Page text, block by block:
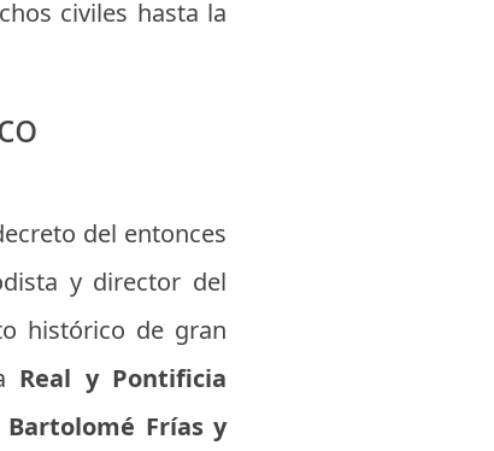
civiles hasta la
del entonces
y director del
histórico de gran
Real y Pontificia
Bartolomé Frías y